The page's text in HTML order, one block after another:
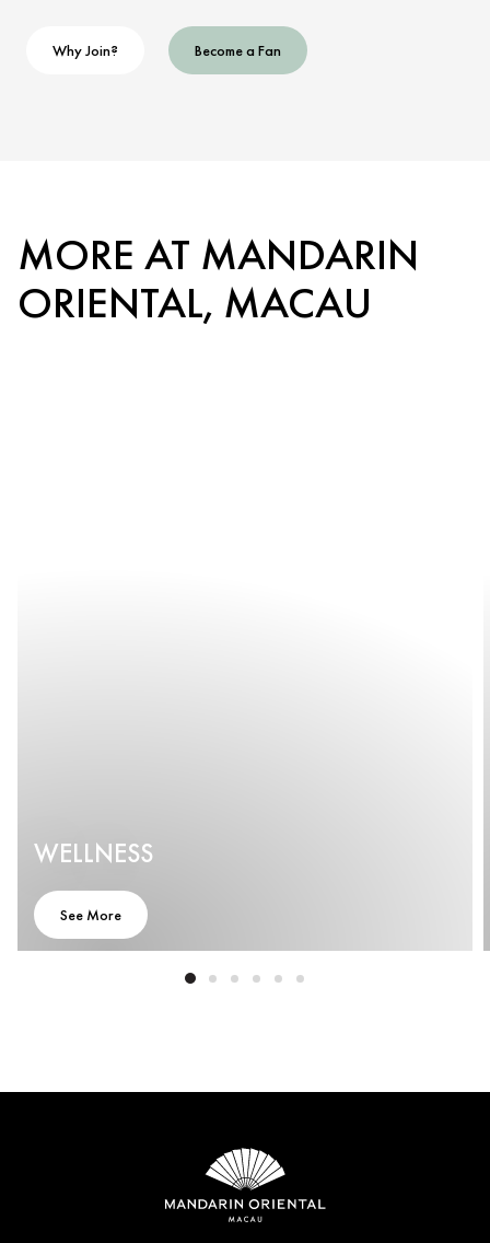
Why Join? Become a Fan
MORE AT MANDARIN
ORIENTAL, MACAU
WELLNESS
See More